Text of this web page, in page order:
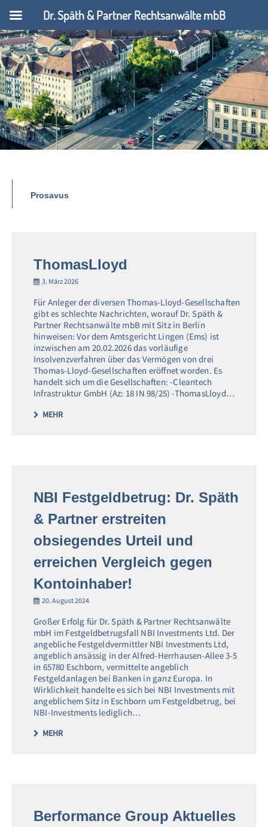
Prosavus
ThomasLloyd
3. März 2026
Für Anleger der diversen Thomas-Lloyd-Gesellschaften
gibt es schlechte Nachrichten, worauf Dr. Späth &
Partner Rechtsanwälte mbB mit Sitz in Berlin
hinweisen: Vor dem Amtsgericht Lingen (Ems) ist
inzwischen am 20.02.2026 das vorläufige
Insolvenzverfahren über das Vermögen von drei
Thomas-Lloyd-Gesellschaften eröffnet worden. Es
handelt sich um die Gesellschaften: -Cleantech
Infrastruktur GmbH (Az: 18 IN 98/25) -ThomasLloyd…
MEHR
NBI Festgeldbetrug: Dr. Späth
& Partner erstreiten
obsiegendes Urteil und
erreichen Vergleich gegen
Kontoinhaber!
20. August 2024
Großer Erfolg für Dr. Späth & Partner Rechtsanwälte
mbH im Festgeldbetrugsfall NBI Investments Ltd. Der
angebliche Festgeldvermittler NBI Investments Ltd,
angeblich ansässig in der Alfred-Herrhausen-Allee 3-5
in 65780 Eschborn, vermittelte angeblich
Festgeldanlagen bei Banken in ganz Europa. In
Wirklichkeit handelte es sich bei NBI Investments mit
angeblichem Sitz in Eschborn um Festgeldbetrug, bei
NBI-Investments lediglich…
MEHR
Berformance Group Aktuelles
Dr. Späth & Partner Rechtsanwälte mbB